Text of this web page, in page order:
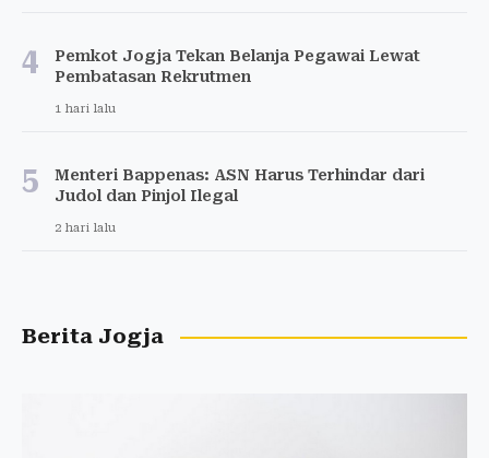
4
Pemkot Jogja Tekan Belanja Pegawai Lewat
Pembatasan Rekrutmen
1 hari lalu
5
Menteri Bappenas: ASN Harus Terhindar dari
Judol dan Pinjol Ilegal
2 hari lalu
Berita Jogja